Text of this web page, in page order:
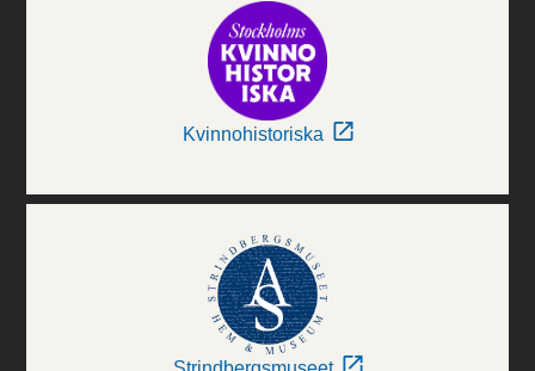
Kvinnohistoriska